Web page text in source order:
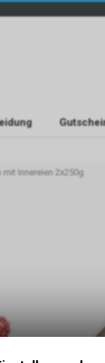
Innereien 2x250g